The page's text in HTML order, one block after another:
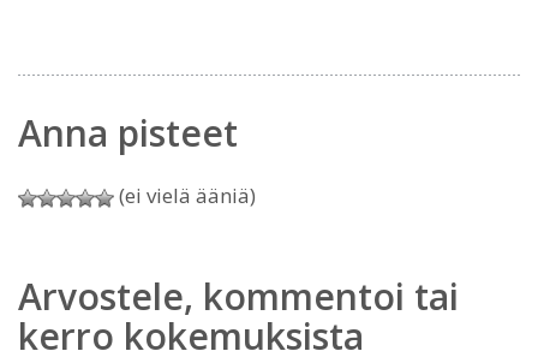
Anna pisteet
(ei vielä ääniä)
Arvostele, kommentoi tai
kerro kokemuksista